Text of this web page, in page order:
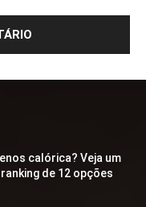
calórica? Veja um
de 12 opções